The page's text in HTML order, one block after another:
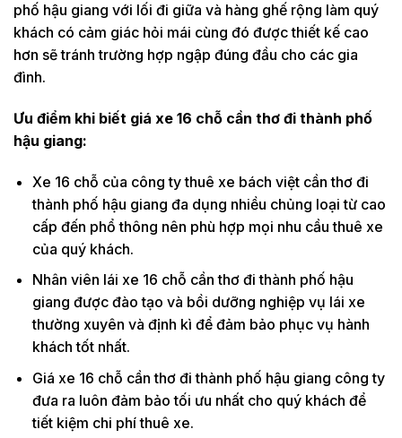
phố hậu giang với lối đi giữa và hàng ghế rộng làm quý
khách có cảm giác hỏi mái cùng đó được thiết kế cao
hơn sẽ tránh trường hợp ngập đúng đầu cho các gia
đình.
Ưu điểm khi biết giá xe 16 chỗ cần thơ đi thành phố
hậu giang:
Xe 16 chỗ của công ty thuê xe bách việt cần thơ đi
thành phố hậu giang đa dụng nhiều chủng loại từ cao
cấp đến phổ thông nên phù hợp mọi nhu cầu thuê xe
của quý khách.
Nhân viên lái xe 16 chỗ cần thơ đi thành phố hậu
giang được đào tạo và bồi dưỡng nghiệp vụ lái xe
thường xuyên và định kì để đảm bảo phục vụ hành
khách tốt nhất.
Giá xe 16 chỗ cần thơ đi thành phố hậu giang công ty
đưa ra luôn đảm bảo tối ưu nhất cho quý khách để
tiết kiệm chi phí thuê xe.